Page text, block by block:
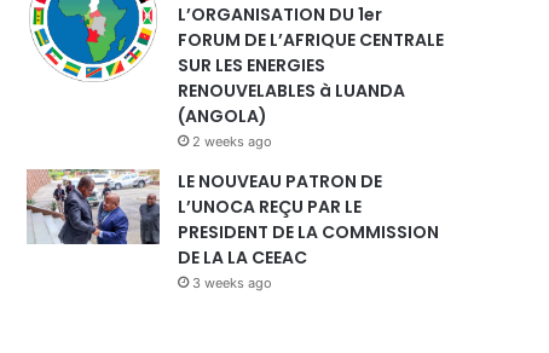
L’ORGANISATION DU 1er
FORUM DE L’AFRIQUE CENTRALE
SUR LES ENERGIES
RENOUVELABLES à LUANDA
(ANGOLA)
2 weeks ago
LE NOUVEAU PATRON DE
L’UNOCA REÇU PAR LE
PRESIDENT DE LA COMMISSION
DE LA LA CEEAC
3 weeks ago